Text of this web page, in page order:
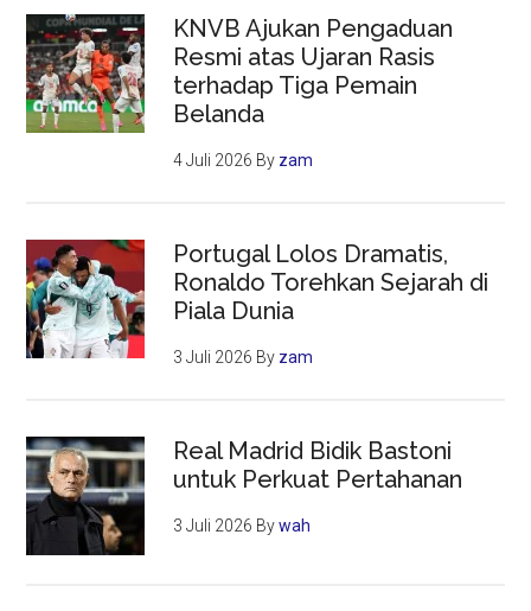
KNVB Ajukan Pengaduan
Resmi atas Ujaran Rasis
terhadap Tiga Pemain
Belanda
4 Juli 2026 By zam
Portugal Lolos Dramatis,
Ronaldo Torehkan Sejarah di
Piala Dunia
3 Juli 2026 By zam
Real Madrid Bidik Bastoni
untuk Perkuat Pertahanan
3 Juli 2026 Bywah